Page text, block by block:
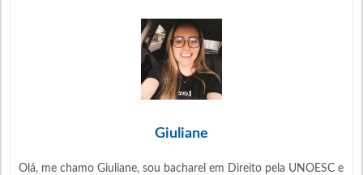
Giuliane
Olá, me chamo Giuliane, sou bacharel em Direito pela UNOESC e